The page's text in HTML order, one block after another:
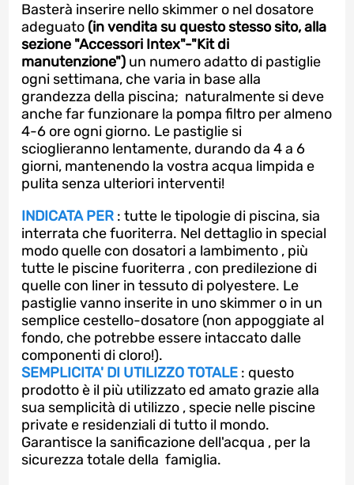
Basterà inserire nello skimmer o nel dosatore
adeguato (in vendita su questo stesso sito, alla
sezione "Accessori Intex"-"Kit di
manutenzione") un numero adatto di pastiglie
ogni settimana, che varia in base alla
grandezza della piscina; naturalmente si deve
anche far funzionare la pompa filtro per almeno
4-6 ore ogni giorno. Le pastiglie si
scioglieranno lentamente, durando da 4 a 6
giorni, mantenendo la vostra acqua limpida e
pulita senza ulteriori interventi!
INDICATA PER : tutte le tipologie di piscina, sia
interrata che fuoriterra. Nel dettaglio in special
modo quelle con dosatori a lambimento , più
tutte le piscine fuoriterra , con predilezione di
quelle con liner in tessuto di polyestere. Le
pastiglie vanno inserite in uno skimmer o in un
semplice cestello-dosatore (non appoggiate al
fondo, che potrebbe essere intaccato dalle
componenti di cloro!).
SEMPLICITA' DI UTILIZZO TOTALE : questo
prodotto è il più utilizzato ed amato grazie alla
sua semplicità di utilizzo , specie nelle piscine
private e residenziali di tutto il mondo.
Garantisce la sanificazione dell'acqua , per la
sicurezza totale della famiglia.